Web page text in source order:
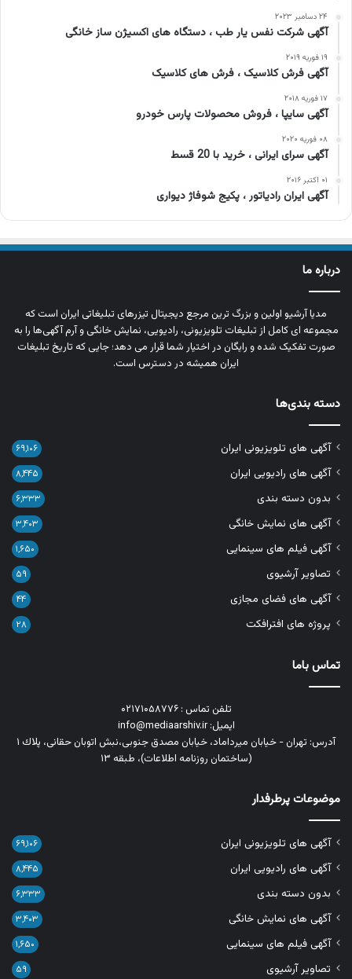
۲۴ دسامبر ۲۰۲۳
آگهی شرکت نفس یار طب ، دستگاه های اکسیژن ساز خانگی
۱۹ فوریه ۲۰۱۹
آگهی فرش کلاسیک ، فرش های کلاسیک
۱۷ فوریه ۲۰۱۸
آگهی سایپا ، فروش محصولات پارس خودرو
۰۸ فوریه ۲۰۲۰
آگهی سرای ایرانی ، خرید با 20 قسط
۰۱ اکتبر ۲۰۱۶
آگهی ایران رادیاتور ، پکیج شوفاژ دیواری
درباره ما
مدیا آرشیو اولین و بزرگ‌ ترین مرجع دیجیتال تیزرهای تبلیغاتی ایران است که
مجموعه‌ ای کامل از تبلیغات تلویزیونی، رادیویی، نمایش خانگی و آرم‌ آگهی‌ها را به‌
صورت تفکیک‌ شده و رایگان در اختیار شما قرار می‌ دهد؛ جایی که تاریخ تبلیغات
ایران همیشه در دسترس است.
دسته بندی‌ها
آگهی های تلویزیونی ایران ۶۹,۱۰۶
آگهی های رادیویی ایران ۸,۴۴۵
بدون دسته بندی ۶,۳۳۳
آگهی های نمایش خانگی ۳,۴۰۳
آگهی فیلم های سینمایی ۱,۶۵۰
تصاویر آرشیوی ۵۹
آگهی های فضای مجازی ۴۴
پروژه های افترافکت ۲۸
تماس باما
تلفن تماس : ۰۲۱۷۱۰۵۸۷۷۶
ایمیل: info@mediaarshiv.ir
آدرس: تهران - خیابان میرداماد، خیابان مصدق جنوبی،نبش اتوبان حقانی، پلاك ١
(ساختمان روزنامه اطلاعات)، طبقه ۱۳
موضوعات پرطرفدار
آگهی های تلویزیونی ایران ۶۹,۱۰۶
آگهی های رادیویی ایران ۸,۴۴۵
بدون دسته بندی ۶,۳۳۳
آگهی های نمایش خانگی ۳,۴۰۳
آگهی فیلم های سینمایی ۱,۶۵۰
تصاویر آرشیوی ۵۹